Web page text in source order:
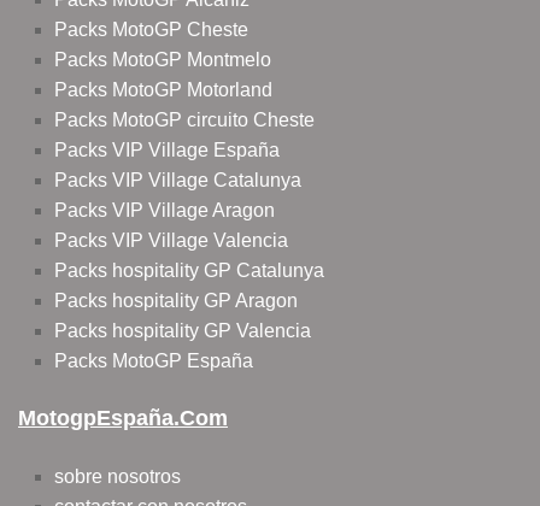
Packs MotoGP Cheste
Packs MotoGP Montmelo
Packs MotoGP Motorland
Packs MotoGP circuito Cheste
Packs VIP Village España
Packs VIP Village Catalunya
Packs VIP Village Aragon
Packs VIP Village Valencia
Packs hospitality GP Catalunya
Packs hospitality GP Aragon
Packs hospitality GP Valencia
Packs MotoGP España
MotogpEspaña.com
sobre nosotros